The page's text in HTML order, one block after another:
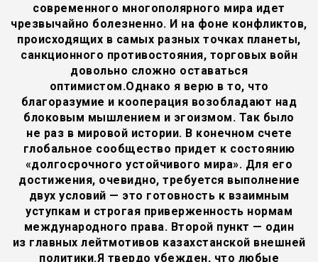
современного многополярного мира идет
чрезвычайно болезненно. И на фоне конфликтов,
происходящих в самых разных точках планеты,
санкционного противостояния, торговых войн
довольно сложно оставаться
оптимистом.Однако я верю в то, что
благоразумие и кооперация возобладают над
блоковым мышлением и эгоизмом. Так было
не раз в мировой истории. В конечном счете
глобальное сообщество придет к состоянию
«долгосрочного устойчивого мира». Для его
достижения, очевидно, требуется выполнение
двух условий — это готовность к взаимным
уступкам и строгая приверженность нормам
международного права. Второй пункт — один
из главных лейтмотивов казахстанской внешней
политики.Я твердо убежден, что любые